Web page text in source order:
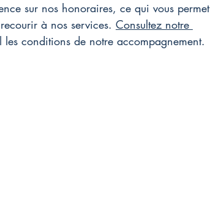
sur nos honoraires, ce qui vous permet
à nos services. Consultez notre
conditions de notre accompagnement.